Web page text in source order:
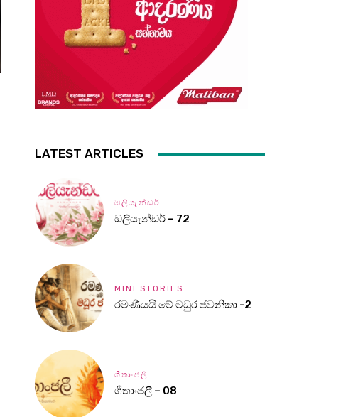
LATEST ARTICLES
ඔලියැන්ඩර්
ඔලියැන්ඩර් – 72
MINI STORIES
රමණීයයි මේ මධුර ජවනිකා -2
ගීතාංජලී
ගීතාංජලී – 08